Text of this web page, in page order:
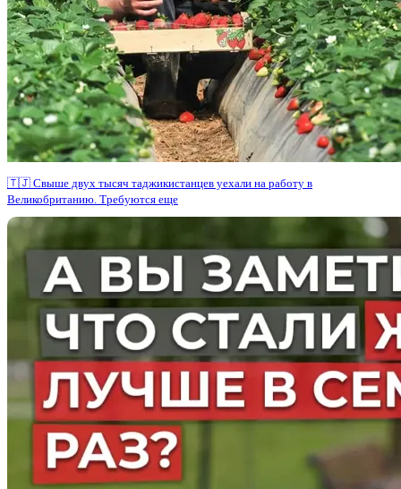
🇹🇯 Свыше двух тысяч таджикистанцев уехали на работу в
Великобританию. Требуются еще